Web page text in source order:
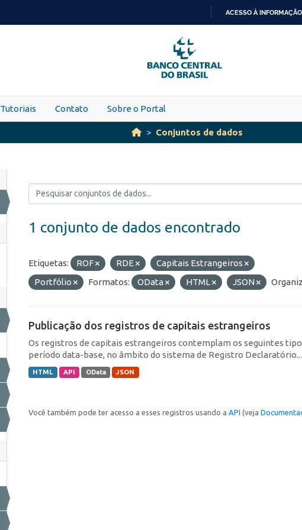
PARA
O
CONTEÚDO
ACESSO À INFORMAÇÃO
Tutoriais Contato Sobre o Portal
Conjuntos de dados
1 conjunto de dados encontrado
Etiquetas: ROF RDE
Capitais Estrangeiros
Portfólio
Formatos: OData HTML JSON
Publicação dos registros de capitais estrangeiros
Os registros de capitais estrangeiros contemplam os seguintes
período data-base, no âmbito do sistema de Registro Declaratório...
HTML API OData JSON
Você também pode ter acesso a esses registros usando a API (veja